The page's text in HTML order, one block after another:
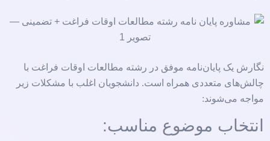
نگارش یک پایان‌نامه موفق در رشته مطالعات اوقات فراغت با
چالش‌های متعددی همراه است. دانشجویان اغلب با مشکلات زیر
مواجه می‌شوند:
انتخاب موضوع مناسب: